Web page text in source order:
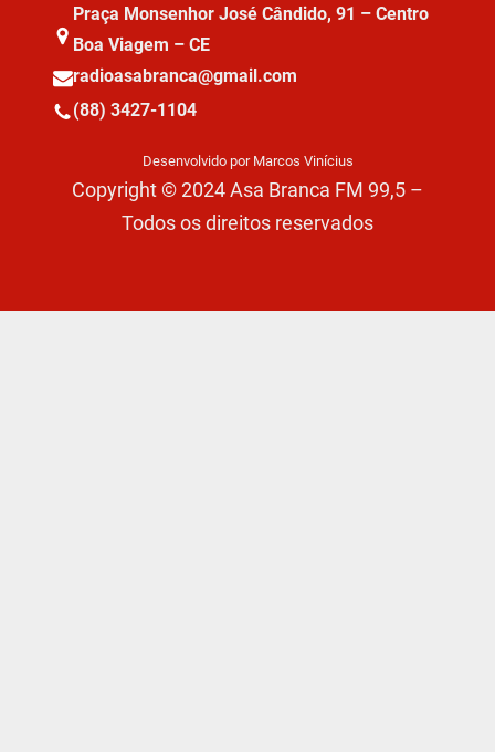
Praça Monsenhor José Cândido, 91 – Centro
Boa Viagem – CE
radioasabranca@gmail.com
(88) 3427-1104
Desenvolvido por Marcos Vinícius
Copyright © 2024 Asa Branca FM 99,5 –
Todos os direitos reservados